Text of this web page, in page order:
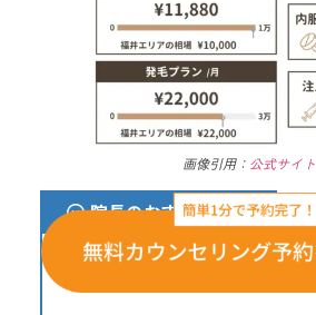
画像引用： 公式サイト
院長のおすすめ理由